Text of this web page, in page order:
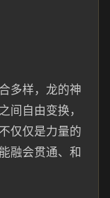
多样，龙的神
间自由变换，
仅仅是力量的
融会贯通、和